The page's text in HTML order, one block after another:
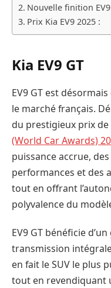
Nouvelle finition
Prix Kia EV9 2025 :
Kia EV9 GT
EV9 GT est
le marché français.
du prestigieux prix de
(World Car Awards)
puissance accrue,
performances et des
tout en offrant
polyvalence du
EV9 GT bénéficie
transmission
en fait le SUV le plus
tout en revendiquant